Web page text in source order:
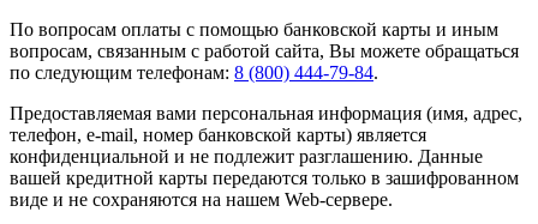
По вопросам оплаты с помощью банковской карты и иным
вопросам, связанным с работой сайта, Вы можете обращаться
по следующим телефонам: 8 (800) 444-79-84.
Предоставляемая вами персональная информация (имя, адрес,
телефон, e-mail, номер банковской карты) является
конфиденциальной и не подлежит разглашению. Данные
вашей кредитной карты передаются только в зашифрованном
виде и не сохраняются на нашем Web-сервере.